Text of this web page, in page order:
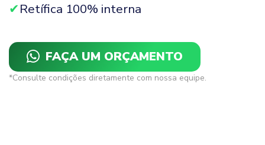
Retífica 100% interna
FAÇA UM ORÇAMENTO
*Consulte condições diretamente com nossa equipe.